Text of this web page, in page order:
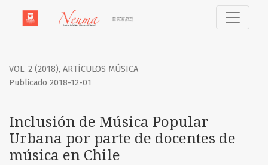
Inclusión de Música Popular Urbana por parte de
VOL. 2 (2018), ARTÍCULOS MÚSICA
Inclusión de Música Popular
Urbana por parte de docentes de
música en Chile
Publicado 2018-12-01